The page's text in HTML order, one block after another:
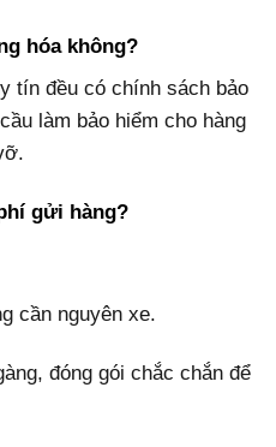
hóa không?
tín đều có chính sách bảo
làm bảo hiểm cho hàng
gửi hàng?
cần nguyên xe.
đóng gói chắc chắn để